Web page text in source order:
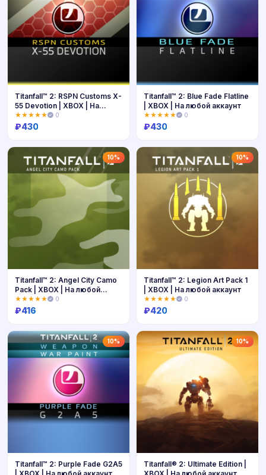
Купить
Titanfall™ 2: RSPN Customs X-
55 Devotion | XBOX | На
любой аккаунт
★★★★★ 0
₽430
Купить
Titanfall™ 2: Blue Fade Flatline
| XBOX | На любой аккаунт
★★★★★ 0
₽430
10%
Купить
Titanfall™ 2: Angel City Camo
Pack | XBOX | На любой
аккаунт
★★★★★ 0
₽416
10%
Купить
Titanfall™ 2: Legion Art Pack 1
| XBOX | На любой аккаунт
★★★★★ 0
₽420
10%
Titanfall™ 2: Purple Fade G2A5
10%
Titanfall® 2: Ultimate Edition |